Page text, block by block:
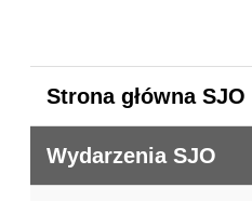
Strona główna SJO
Wydarzenia SJO